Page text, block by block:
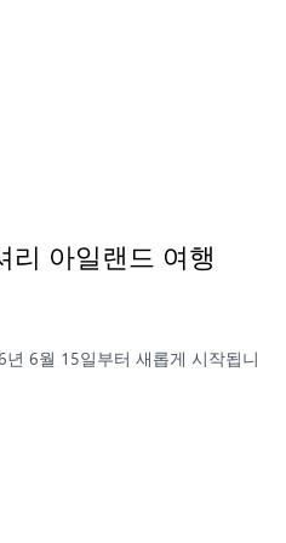
리 아일랜드 여행
6월 15일부터 새롭게 시작됩니